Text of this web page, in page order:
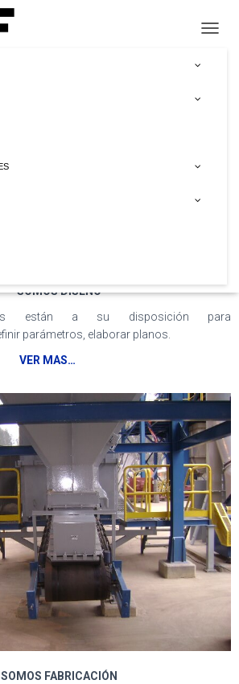
SOMOS DISEÑO
están a su disposición para
parámetros, elaborar planos.
VER MAS…
SOMOS FABRICACIÓN